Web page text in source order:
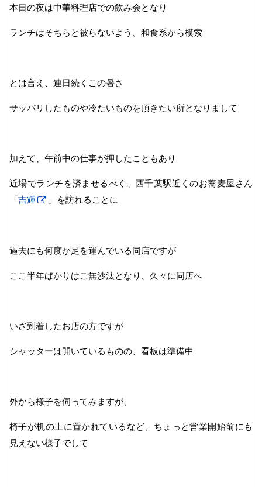
本日の夜は中華料理店での飲み会となり
ランチはそちらと被らないよう、和食系から模索
とは言え、連日続くこの暑さ
サッパリしたものや冷たいものを頂きたい所となりまして
加えて、午前中の仕事が押したこともあり
近場でランチを済ませるべく、西千葉駅近くのお蕎麦屋さん
「吉輝 」を訪れることに
過去にも何度か足を運んでいる同店ですが
ここ半年ばかりはご無沙汰となり、久々に同店へ
いざ到着したお店の方ですが
シャッターは開いているものの、看板は準備中
外から様子を伺ってみますが、
椅子が机の上に置かれているなど、ちょっと営業開始前にも
見えない様子でして